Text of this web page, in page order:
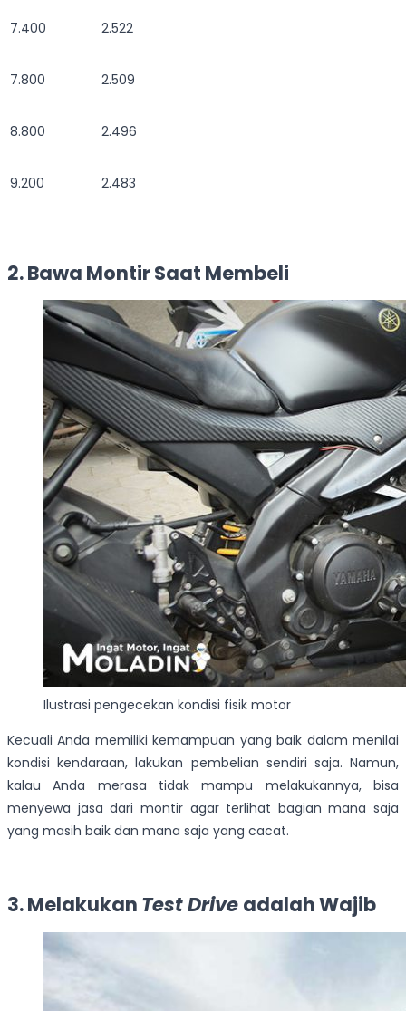
7.400 2.522
7.800 2.509
8.800 2.496
9.200 2.483
2. Bawa Montir Saat Membeli
Ilustrasi pengecekan kondisi fisik motor
Kecuali Anda memiliki kemampuan yang baik dalam menilai
kondisi kendaraan, lakukan pembelian sendiri saja. Namun,
kalau Anda merasa tidak mampu melakukannya, bisa
menyewa jasa dari montir agar terlihat bagian mana saja
yang masih baik dan mana saja yang cacat.
3. Melakukan Test Drive adalah Wajib